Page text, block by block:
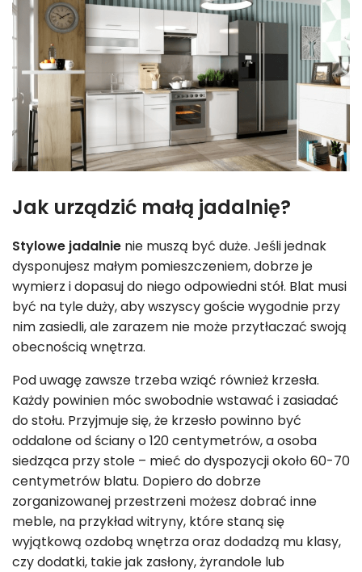
Jak urządzić małą jadalnię?
Stylowe jadalnie nie muszą być duże. Jeśli jednak
dysponujesz małym pomieszczeniem, dobrze je
wymierz i dopasuj do niego odpowiedni stół. Blat musi
być na tyle duży, aby wszyscy goście wygodnie przy
nim zasiedli, ale zarazem nie może przytłaczać swoją
obecnością wnętrza.
Pod uwagę zawsze trzeba wziąć również krzesła.
Każdy powinien móc swobodnie wstawać i zasiadać
do stołu. Przyjmuje się, że krzesło powinno być
oddalone od ściany o 120 centymetrów, a osoba
siedząca przy stole – mieć do dyspozycji około 60-70
centymetrów blatu. Dopiero do dobrze
zorganizowanej przestrzeni możesz dobrać inne
meble, na przykład witryny, które staną się
wyjątkową ozdobą wnętrza oraz dodadzą mu klasy,
czy dodatki, takie jak zasłony, żyrandole lub